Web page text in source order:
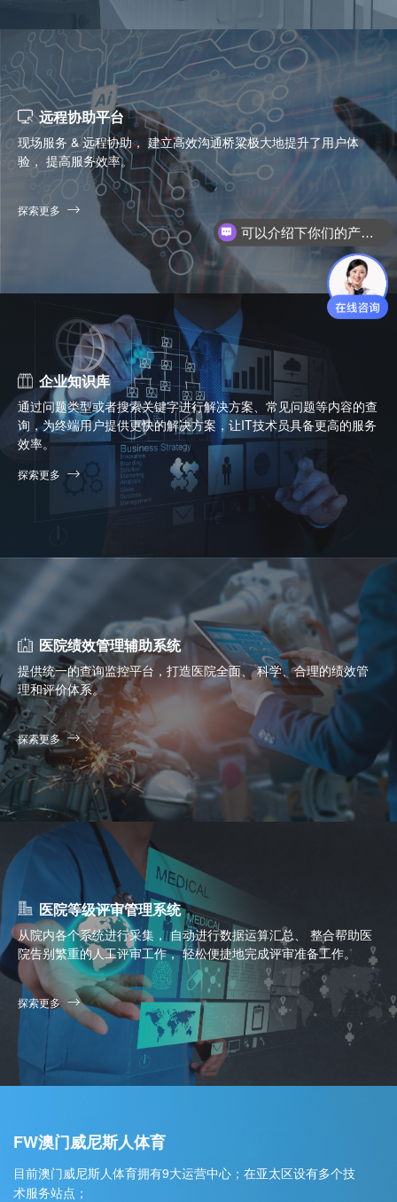
远程协助平台
现场服务 & 远程协助， 建立高效沟通桥粱极大地提升了用户体
验， 提高服务效率。
探索更多
企业知识库
通过问题类型或者搜索关键字进行解决方案、常见问题等内容的查
询，为终端用户提供更快的解决方案，让IT技术员具备更高的服务
效率。
探索更多
医院绩效管理辅助系统
提供统一的查询监控平台，打造医院全面、 科学、合理的绩效管
理和评价体系。
探索更多
医院等级评审管理系统
从院内各个系统进行采集， 自动进行数据运算汇总、 整合帮助医
院告别繁重的人工评审工作， 轻松便捷地完成评审准备工作。
探索更多
FW澳门威尼斯人体育
目前澳门威尼斯人体育拥有9大运营中心；在亚太区设有多个技
术服务站点；
你们是怎么收费的呢？